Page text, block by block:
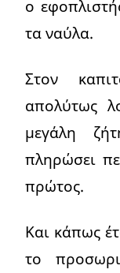
ο
τα ναύλα.
Στον
απολύτως
μεγάλη
πληρώσει
πρώτος.
Και κάπως
το